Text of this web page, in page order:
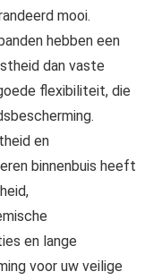
mooi.
hebben een
dan vaste
flexibiliteit, die
en
binnenbuis heeft
en lange
voor uw veilige